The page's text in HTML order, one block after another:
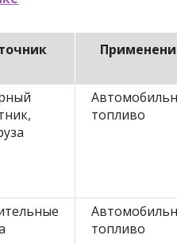
топливо
топливо